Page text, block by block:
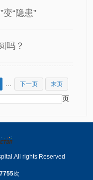
“隐患”
吗？
下一页 末页
页
rights Reserved
次